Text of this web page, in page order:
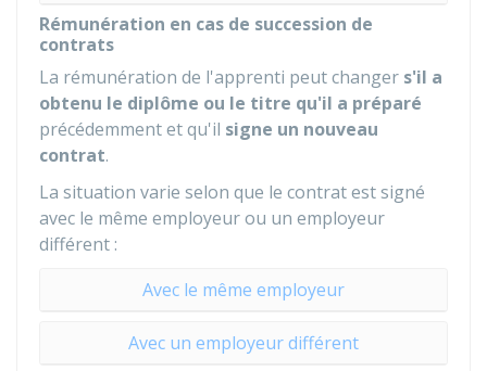
Rémunération en cas de succession de
contrats
La rémunération de l'apprenti peut changer s'il a
obtenu le diplôme ou le titre qu'il a préparé
précédemment et qu'il signe un nouveau
contrat.
La situation varie selon que le contrat est signé
avec le même employeur ou un employeur
différent :
Avec le même employeur
Avec un employeur différent